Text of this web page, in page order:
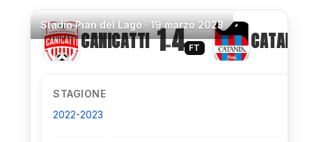
StadioPian del Lago ·19 marzo 2023
CANICATTI 1–4 FT CATANIA
STAGIONE
2022-2023